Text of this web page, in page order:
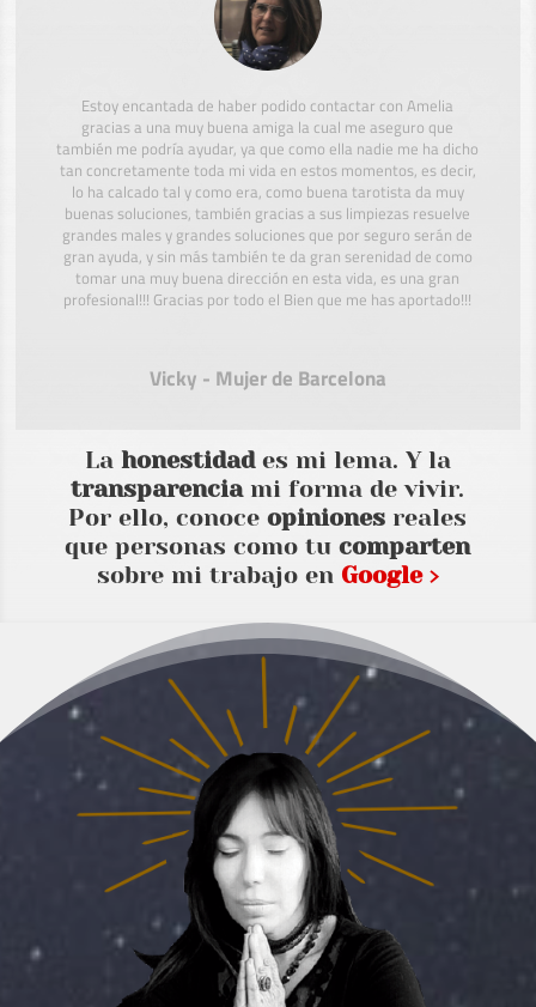
Estoy encantada de haber podido contactar con Amelia
gracias a una muy buena amiga la cual me aseguro que
también me podría ayudar, ya que como ella nadie me ha dicho
tan concretamente toda mi vida en estos momentos, es decir,
lo ha calcado tal y como era, como buena tarotista da muy
buenas soluciones, también gracias a sus limpiezas resuelve
grandes males y grandes soluciones que por seguro serán de
gran ayuda, y sin más también te da gran serenidad de como
tomar una muy buena dirección en esta vida, es una gran
profesional!!! Gracias por todo el Bien que me has aportado!!!
Vicky - Mujer de Barcelona
La honestidades mi lema. Y la
transparenciami forma de vivir.
Por ello, conoceopiniones reales
que personas como tucomparten
sobre mi trabajo en Google ›